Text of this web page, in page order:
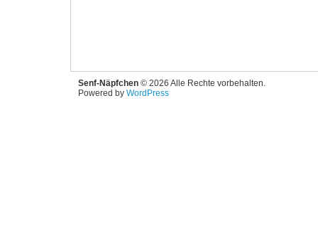
Senf-Näpfchen © 2026 Alle Rechte vorbehalten.
Powered by WordPress